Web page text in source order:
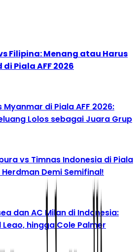
Filipina: Menang atau Harus
Piala AFF 2026
di Piala AFF 2026:
Lolos sebagai Juara Grup
vs Timnas Indonesia di Piala
Herdman Demi Semifinal!
dan AC Milan di Indonesia:
hingga Cole Palmer